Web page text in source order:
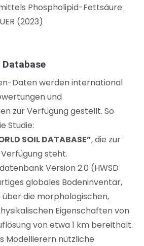
Phospholipid-Fettsäure
(2023)
Database
Daten werden international
und
zur Verfügung gestellt. So
Studie:
SOIL DATABASE”, die zur
steht.
Version 2.0 (HWSD
globales Bodeninventar,
die morphologischen,
Eigenschaften von
von etwa 1 km bereithält.
Modellierern nützliche